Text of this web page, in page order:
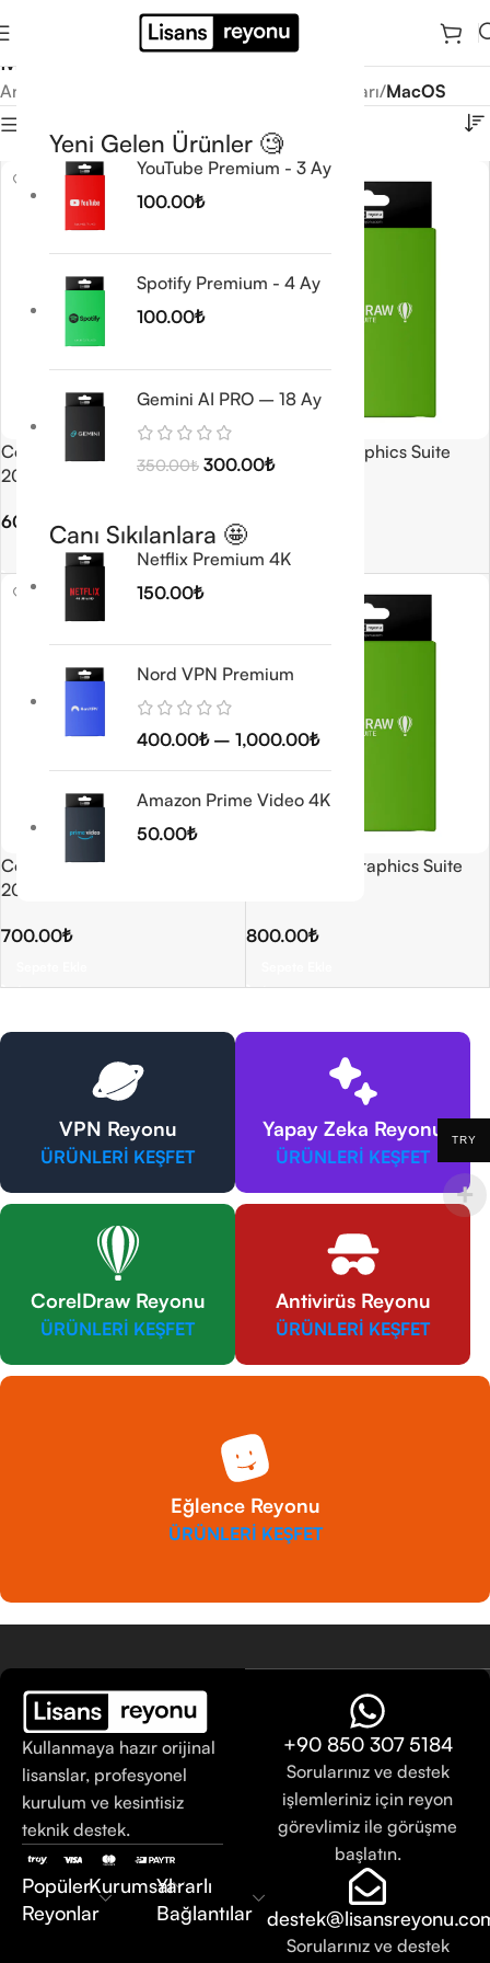
Yeni Gelen Ürünler 🧐
YouTube Premium - 3 Ay
100.00₺
Spotify Premium - 4 Ay
100.00₺
Gemini AI PRO – 18 Ay
350.00₺ 300.00₺
Canı Sıkılanlara 🤩
Netflix Premium 4K
150.00₺
Nord VPN Premium
400.00₺ – 1,000.00₺
Amazon Prime Video 4K
50.00₺
MacOS
Ana Sayfa CorelDRAW Programları/MacOS
CorelDRAW Graphics Suite
2019 macOS
600.00₺
Sepete Ekle
Coreldraw Graphics Suite
2022 macOS
Sepete Ekle
CorelDRAW Graphics Suite
2024 macOS
700.00₺
CorelDRAW Graphics Suite
800.00₺
VPN Reyonu
ÜRÜNLERİ KEŞFET
Yapay Zeka Reyonu
ÜRÜNLERİ KEŞFET
CorelDraw Reyonu
ÜRÜNLERİ KEŞFET
Antivirüs Reyonu
ÜRÜNLERİ KEŞFET
Eğlence Reyonu
ÜRÜNLERİ KEŞFET
Kullanmaya hazır orijinal
lisanslar, profesyonel
kurulum ve kesintisiz
teknik destek.
Popüler
Reyonlar
KurumsalYararlı
Bağlantılar
+90 850 307 5184
Sorularınız ve destek
işlemleriniz için reyon
görevlimiz ile görüşme
başlatın.
Sorularınız ve destek
TRY